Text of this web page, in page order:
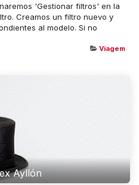
'Gestionar filtros' en la
Creamos un filtro nuevo y
al modelo. Si no
Viagem
Ayllón